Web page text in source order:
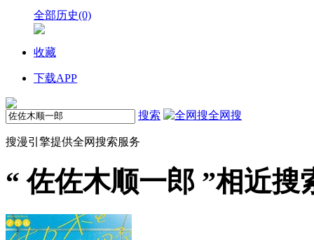
全部历史(0)
收藏
下载APP
搜索 全网搜
搜漫引擎提供全网搜索服务
“ 佐佐木顺一郎 ”相近搜